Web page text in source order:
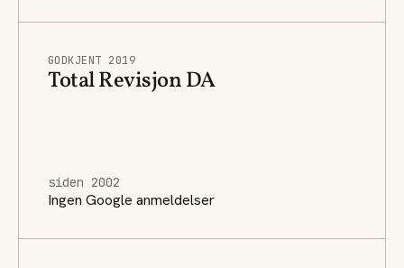
GODKJENT 2019
Total Revisjon DA
siden 2002
Ingen Google anmeldelser